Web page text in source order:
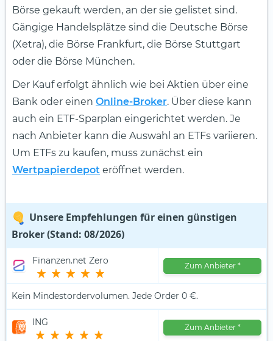
Börse gekauft werden, an der sie gelistet sind.
Gängige Handelsplätze sind die Deutsche Börse
(Xetra), die Börse Frankfurt, die Börse Stuttgart
oder die Börse München.
Der Kauf erfolgt ähnlich wie bei Aktien über eine
Bank oder einen Online-Broker. Über diese kann
auch ein ETF-Sparplan eingerichtet werden. Je
nach Anbieter kann die Auswahl an ETFs variieren.
Um ETFs zu kaufen, muss zunächst ein
Wertpapierdepot eröffnet werden.
Unsere Empfehlungen für einen günstigen
Broker (Stand: 08/2026)
Finanzen.net Zero Zum Anbieter*
Kein Mindestordervolumen. Jede Order 0 €.
ING Zum Anbieter*